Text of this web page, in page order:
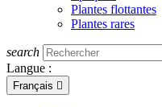
Plantes flottantes
Plantes rares
search
Langue :
Français 